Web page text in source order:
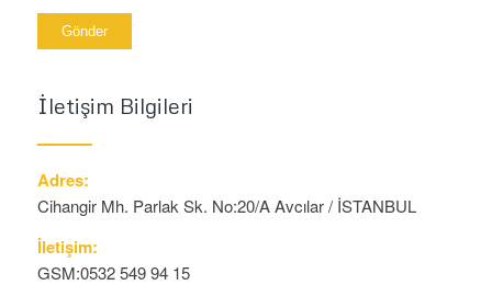
İletişim Bilgileri
Adres:
Cihangir Mh. Parlak Sk. No:20/A Avcılar / İSTANBUL
İletişim:
GSM:0532 549 94 15